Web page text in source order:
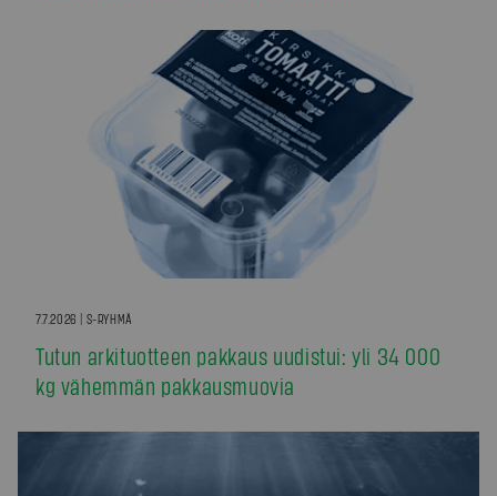
7.7.2026 | S-RYHMÄ
Tutun arkituotteen pakkaus uudistui: yli 34 000
kg vähemmän pakkausmuovia